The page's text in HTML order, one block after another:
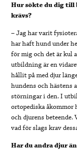
Hur sökte du dig till
krävs?
– Jag har varit
har haft hund under
för mig och det är kul
utbildning är en
hållit på med djur
hundens och hästens
störningar i den. I
ortopediska åkommor
och djurens
vad för slags krav
Har du andra djur